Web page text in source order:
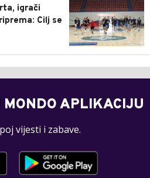
igrači
Cilj se
APLIKACIJU
vijesti i zabave.